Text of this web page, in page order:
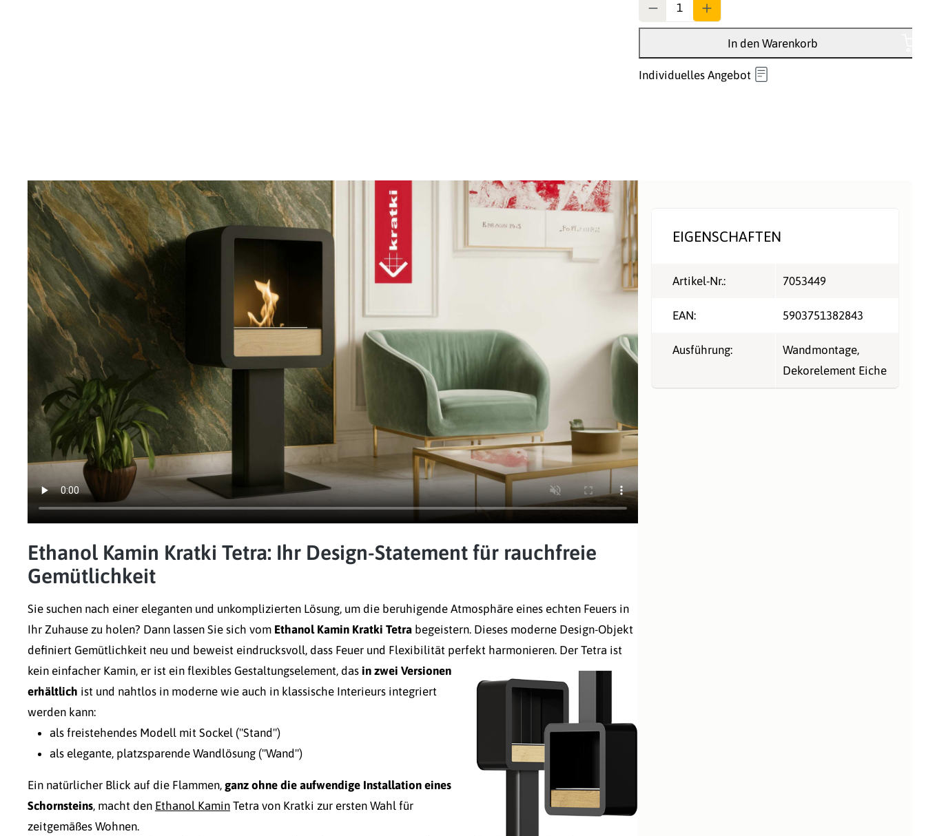
In den Warenkorb
Individuelles Angebot
Ethanol Kamin Kratki Tetra: Ihr Design-Statement für rauchfreie
Gemütlichkeit
Sie suchen nach einer eleganten und unkomplizierten Lösung, um die beruhigende Atmosphäre eines echten Feuers in
Ihr Zuhause zu holen? Dann lassen Sie sich vom Ethanol Kamin Kratki Tetra begeistern. Dieses moderne Design-Objekt
definiert Gemütlichkeit neu und beweist eindrucksvoll, dass Feuer und Flexibilität perfekt harmonieren. Der Tetra ist
kein einfacher Kamin, er ist ein flexibles Gestaltungselement, das in zwei Versionen
erhältlich ist und nahtlos in moderne wie auch in klassische Interieurs integriert
werden kann:
als freistehendes Modell mit Sockel ("Stand")
als elegante, platzsparende Wandlösung ("Wand")
Ein natürlicher Blick auf die Flammen, ganz ohne die aufwendige Installation eines
Schornsteins, macht den Ethanol Kamin Tetra von Kratki zur ersten Wahl für
zeitgemäßes Wohnen.
EIGENSCHAFTEN
Artikel-Nr.: 7053449
EAN: 5903751382843
Ausführung:
Wandmontage,
Dekorelement Eiche